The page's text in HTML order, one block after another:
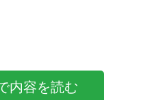
内容を読む